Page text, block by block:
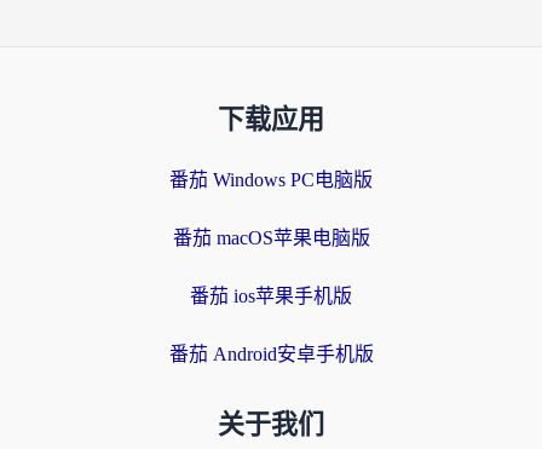
下载应用
番茄 Windows PC电脑版
番茄 macOS苹果电脑版
番茄 ios苹果手机版
番茄 Android安卓手机版
关于我们